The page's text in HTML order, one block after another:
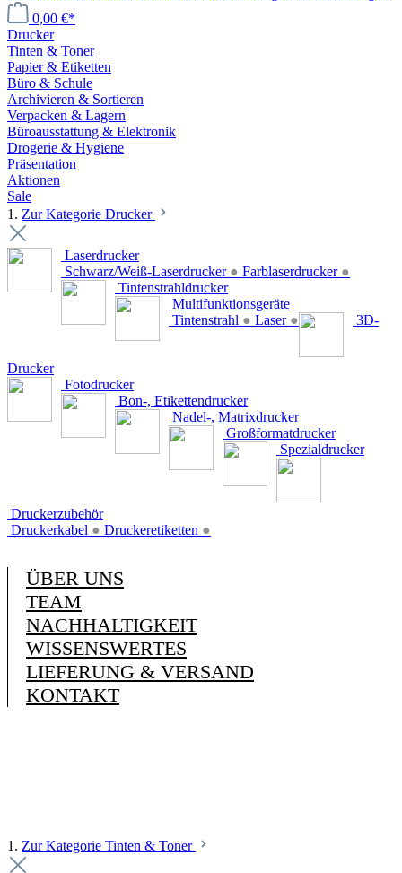
0,00 €*
Drucker
Tinten & Toner
Papier & Etiketten
Büro & Schule
Archivieren & Sortieren
Verpacken & Lagern
Büroausstattung & Elektronik
Drogerie & Hygiene
Präsentation
Aktionen
Sale
1. Zur Kategorie Drucker
Laserdrucker
Schwarz/Weiß-Laserdrucker ● Farblaserdrucker ●
Tintenstrahldrucker
Multifunktionsgeräte
Tintenstrahl ● Laser ● 3D-
Drucker
Fotodrucker
Bon-, Etikettendrucker
Nadel-, Matrixdrucker
Großformatdrucker
Spezialdrucker
Druckerzubehör
Druckerkabel ● Druckeretiketten ●
ÜBER UNS
TEAM
NACHHALTIGKEIT
WISSENSWERTES
LIEFERUNG & VERSAND
KONTAKT
1. Zur Kategorie Tinten & Toner